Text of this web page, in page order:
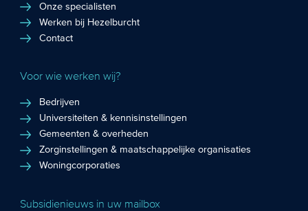
Onze specialisten
Werken bij Hezelburcht
Contact
Voor wie werken wij?
Bedrijven
Universiteiten & kennisinstellingen
Gemeenten & overheden
Zorginstellingen & maatschappelijke organisaties
Woningcorporaties
Subsidienieuws in uw mailbox